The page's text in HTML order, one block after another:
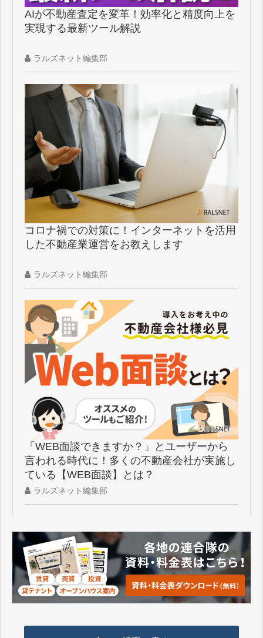
AIが不動産査定を変革！効率化と精度向上を
実現する最新ツール解説
ラルズネット編集部
コロナ禍での対策に！インターネットを活用
した不動産業運営をお教えします
ラルズネット編集部
「WEB面談できますか？」とユーザーから
言われる時代に！多くの不動産会社が実施し
ている【WEB面談】とは？
ラルズネット編集部